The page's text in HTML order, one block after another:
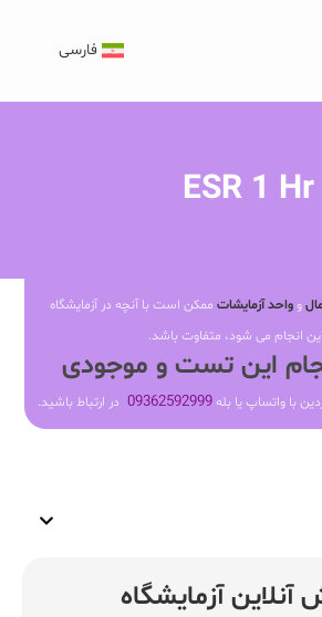
فارسی
ESR 1 Hr
و واحد آزمایشات ممکن است با آنچه در آزمایشگاه
انجام می شود، متفاوت باشد.
این تست و موجودی
با واتساپ یا بله09362592999 در ارتباط باشید.
آنلاین آزمایشگاه